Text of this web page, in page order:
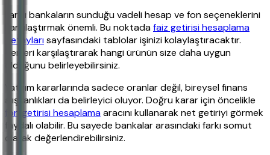
Farklı bankaların sunduğu vadeli hesap ve fon seçeneklerini
karşılaştırmak önemli. Bu noktadafaiz getirisi hesaplama
detaylarısayfasındaki tablolar işinizi kolaylaştıracaktır.
Verileri karşılaştırarak hangi ürünün size daha uygun
olduğunu belirleyebilirsiniz.
Yatırım kararlarında sadece oranlar değil, bireysel finans
alışkanlıkları da belirleyici oluyor. Doğru karar için öncelikle
fon getirisi hesaplamaaracını kullanarak net getiriyi görmek
faydalı olabilir. Bu sayede bankalar arasındaki farkı somut
olarak değerlendirebilirsiniz.